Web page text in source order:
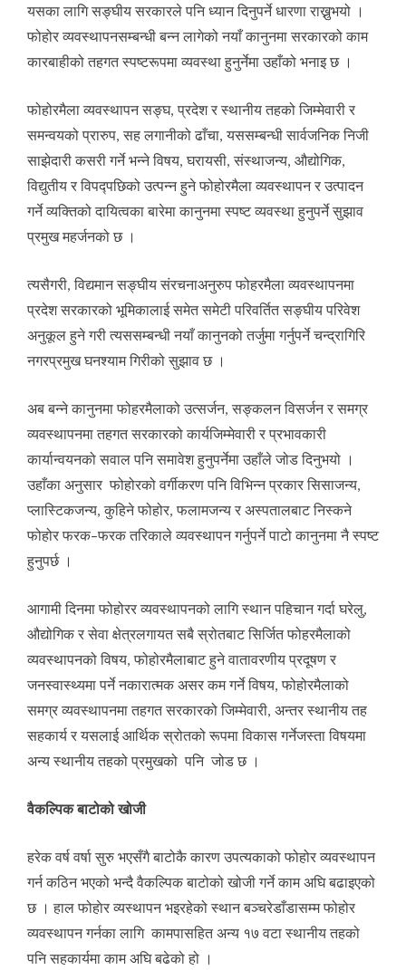
यसका लागि सङ्घीय सरकारले पनि ध्यान दिनुपर्ने धारणा राख्नुभयो ।
फोहोर व्यवस्थापनसम्बन्धी बन्न लागेको नयाँ कानुनमा सरकारको काम
कारबाहीको तहगत स्पष्टरूपमा व्यवस्था हुनुर्नेमा उहाँको भनाइ छ ।
फोहोरमैला व्यवस्थापन सङ्घ, प्रदेश र स्थानीय तहको जिम्मेवारी र
समन्वयको प्रारुप, सह लगानीको ढाँचा, यससम्बन्धी सार्वजनिक निजी
साझेदारी कसरी गर्ने भन्ने विषय, घरायसी, संस्थाजन्य, औद्योगिक,
विद्युतीय र विपद्पछिको उत्पन्न हुने फोहोरमैला व्यवस्थापन र उत्पादन
गर्ने व्यक्तिको दायित्वका बारेमा कानुनमा स्पष्ट व्यवस्था हुनुपर्ने सुझाव
प्रमुख महर्जनको छ ।
त्यसैगरी, विद्यमान सङ्घीय संरचनाअनुरुप फोहरमैला व्यवस्थापनमा
प्रदेश सरकारको भूमिकालाई समेत समेटी परिवर्तित सङ्घीय परिवेश
अनुकूल हुने गरी त्यससम्बन्धी नयाँ कानुनको तर्जुमा गर्नुपर्ने चन्द्रागिरि
नगरप्रमुख घनश्याम गिरीको सुझाव छ ।
अब बन्ने कानुनमा फोहरमैलाको उत्सर्जन, सङ्कलन विसर्जन र समग्र
व्यवस्थापनमा तहगत सरकारको कार्यजिम्मेवारी र प्रभावकारी
कार्यान्वयनको सवाल पनि समावेश हुनुपर्नेमा उहाँले जोड दिनुभयो ।
उहाँका अनुसार फोहोरको वर्गीकरण पनि विभिन्न प्रकार सिसाजन्य,
प्लास्टिकजन्य, कुहिने फोहोर, फलामजन्य र अस्पतालबाट निस्कने
फोहोर फरक–फरक तरिकाले व्यवस्थापन गर्नुपर्ने पाटो कानुनमा नै स्पष्ट
हुनुपर्छ ।
आगामी दिनमा फोहोरर व्यवस्थापनको लागि स्थान पहिचान गर्दा घरेलु,
औद्योगिक र सेवा क्षेत्रलगायत सबै स्रोतबाट सिर्जित फोहरमैलाको
व्यवस्थापनको विषय, फोहोरमैलाबाट हुने वातावरणीय प्रदूषण र
जनस्वास्थ्यमा पर्ने नकारात्मक असर कम गर्ने विषय, फोहोरमैलाको
समग्र व्यवस्थापनमा तहगत सरकारको जिम्मेवारी, अन्तर स्थानीय तह
सहकार्य र यसलाई आर्थिक स्रोतको रूपमा विकास गर्नेजस्ता विषयमा
अन्य स्थानीय तहको प्रमुखको पनि जोड छ ।
वैकल्पिक बाटोको खोजी
हरेक वर्ष वर्षा सुरु भएसँगै बाटोकै कारण उपत्यकाको फोहोर व्यवस्थापन
गर्न कठिन भएको भन्दै वैकल्पिक बाटोको खोजी गर्ने काम अघि बढाइएको
छ । हाल फोहाेर व्यस्थापन भइरहेको स्थान बञ्चरेडाँडासम्म फोहोर
व्यवस्थापन गर्नका लागि कामपासहित अन्य १७ वटा स्थानीय तहको
पनि सहकार्यमा काम अघि बढेको हो ।